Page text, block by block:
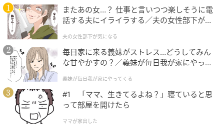
またあの女…？ 仕事と言いつつ楽しそうに電
話する夫にイライラする／夫の女性部下が気
夫の女性部下が気になる
毎日家に来る義妹がストレス…どうしてみん
な甘やかすの？／義妹が毎日我が家にやって
が】
義妹が毎日我が家にやってくる
#1 「ママ、生きてるよね？」寝ていると思
って部屋を開けたら
ママが家出した